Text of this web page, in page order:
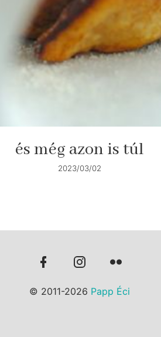
és még azon is túl
2023/03/02
© 2011-2026 Papp Éci